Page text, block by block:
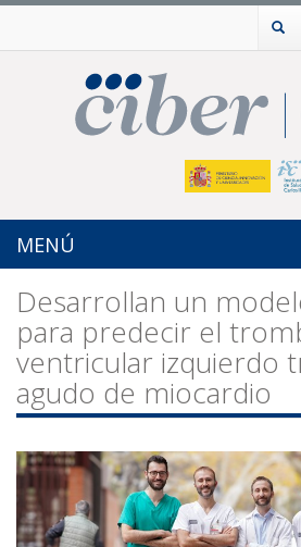
MENÚ
Desarrollan un
para predecir el
ventricular izquierdo
agudo de miocardio